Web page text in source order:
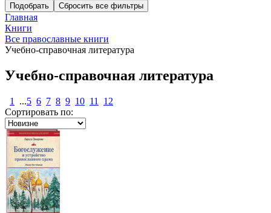
Подобрать
Главная
Книги
Все православные книги
Учебно-справочная литература
Учебно-справочная литература
1 ...5 6 7 8 9 10 11
12
Сортировать по: